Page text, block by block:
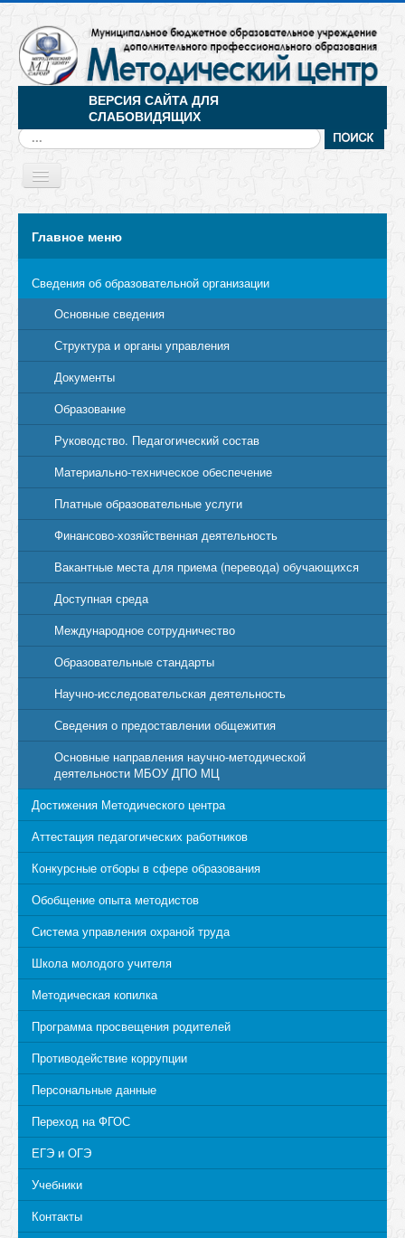
ВЕРСИЯ САЙТА ДЛЯ
СЛАБОВИДЯЩИХ
Искать...
Toggle
Главное меню
Сведения об образовательной организации
Основные сведения
Структура и органы управления
Документы
Образование
Руководство. Педагогический состав
Материально-техническое обеспечение
Платные образовательные услуги
Финансово-хозяйственная деятельность
Вакантные места для приема (перевода) обучающихся
Доступная среда
Международное сотрудничество
Образовательные стандарты
Научно-исследовательская деятельность
Сведения о предоставлении общежития
Основные направления научно-методической
деятельности МБОУ ДПО МЦ
Достижения Методического центра
Аттестация педагогических работников
Конкурсные отборы в сфере образования
Обобщение опыта методистов
Система управления охраной труда
Школа молодого учителя
Методическая копилка
Программа просвещения родителей
Противодействие коррупции
Персональные данные
Переход на ФГОС
ЕГЭ и ОГЭ
Учебники
Контакты